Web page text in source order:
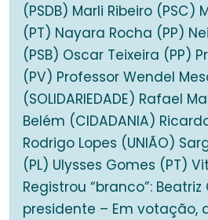
(PSDB) Marli Ribeiro (PSC)
(PT) Nayara Rocha (PP)
(PSB) Oscar Teixeira (PP)
(PV) Professor Wendel
(SOLIDARIEDADE) Rafael
Belém (CIDADANIA)
Rodrigo Lopes (UNIÃO)
(PL) Ulysses Gomes (PT)
Registrou “branco”:
presidente – Em votação,